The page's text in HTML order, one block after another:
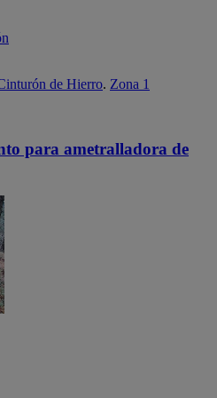
de Hierro. Zona 1
para ametralladora de